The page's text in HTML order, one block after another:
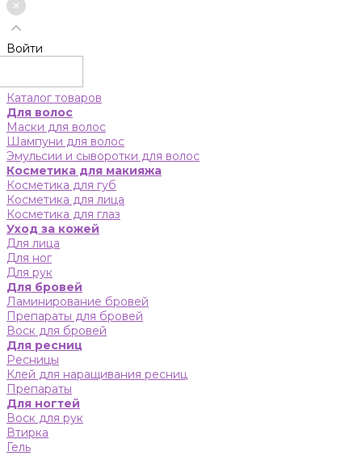
Войти
Каталог товаров
Для волос
Маски для волос
Шампуни для волос
Эмульсии и сыворотки для волос
Косметика для макияжа
Косметика для губ
Косметика для лица
Косметика для глаз
Уход за кожей
Для лица
Для ног
Для рук
Для бровей
Ламинирование бровей
Препараты для бровей
Воск для бровей
Для ресниц
Ресницы
Клей для наращивания ресниц
Препараты
Для ногтей
Воск для рук
Втирка
Гель